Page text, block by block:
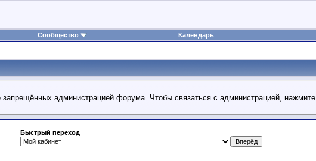
Сообщество Календарь
запрещённых администрацией форума. Чтобы связаться с администрацией, нажмите
Быстрый переход